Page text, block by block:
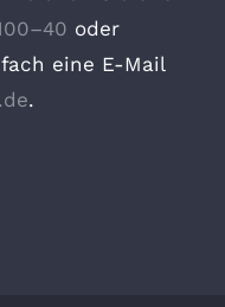
oder
eine E-Mail
.